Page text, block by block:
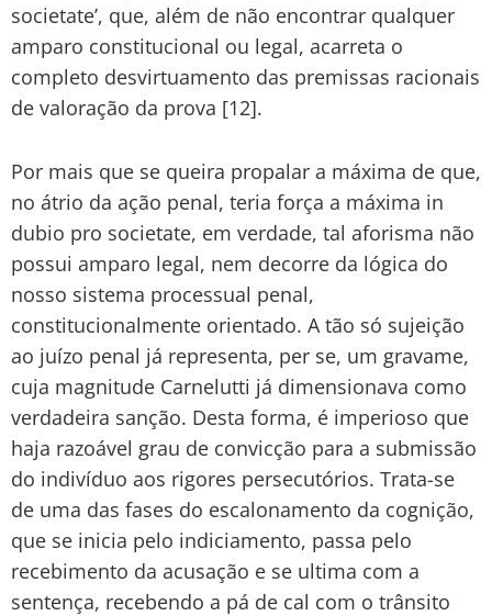
societate’, que, além de não encontrar qualquer
amparo constitucional ou legal, acarreta o
completo desvirtuamento das premissas racionais
de valoração da prova [12].
Por mais que se queira propalar a máxima de que,
no átrio da ação penal, teria força a máxima in
dubio pro societate, em verdade, tal aforisma não
possui amparo legal, nem decorre da lógica do
nosso sistema processual penal,
constitucionalmente orientado. A tão só sujeição
ao juízo penal já representa, per se, um gravame,
cuja magnitude Carnelutti já dimensionava como
verdadeira sanção. Desta forma, é imperioso que
haja razoável grau de convicção para a submissão
do indivíduo aos rigores persecutórios. Trata-se
de uma das fases do escalonamento da cognição,
que se inicia pelo indiciamento, passa pelo
recebimento da acusação e se ultima com a
sentença, recebendo a pá de cal com o trânsito